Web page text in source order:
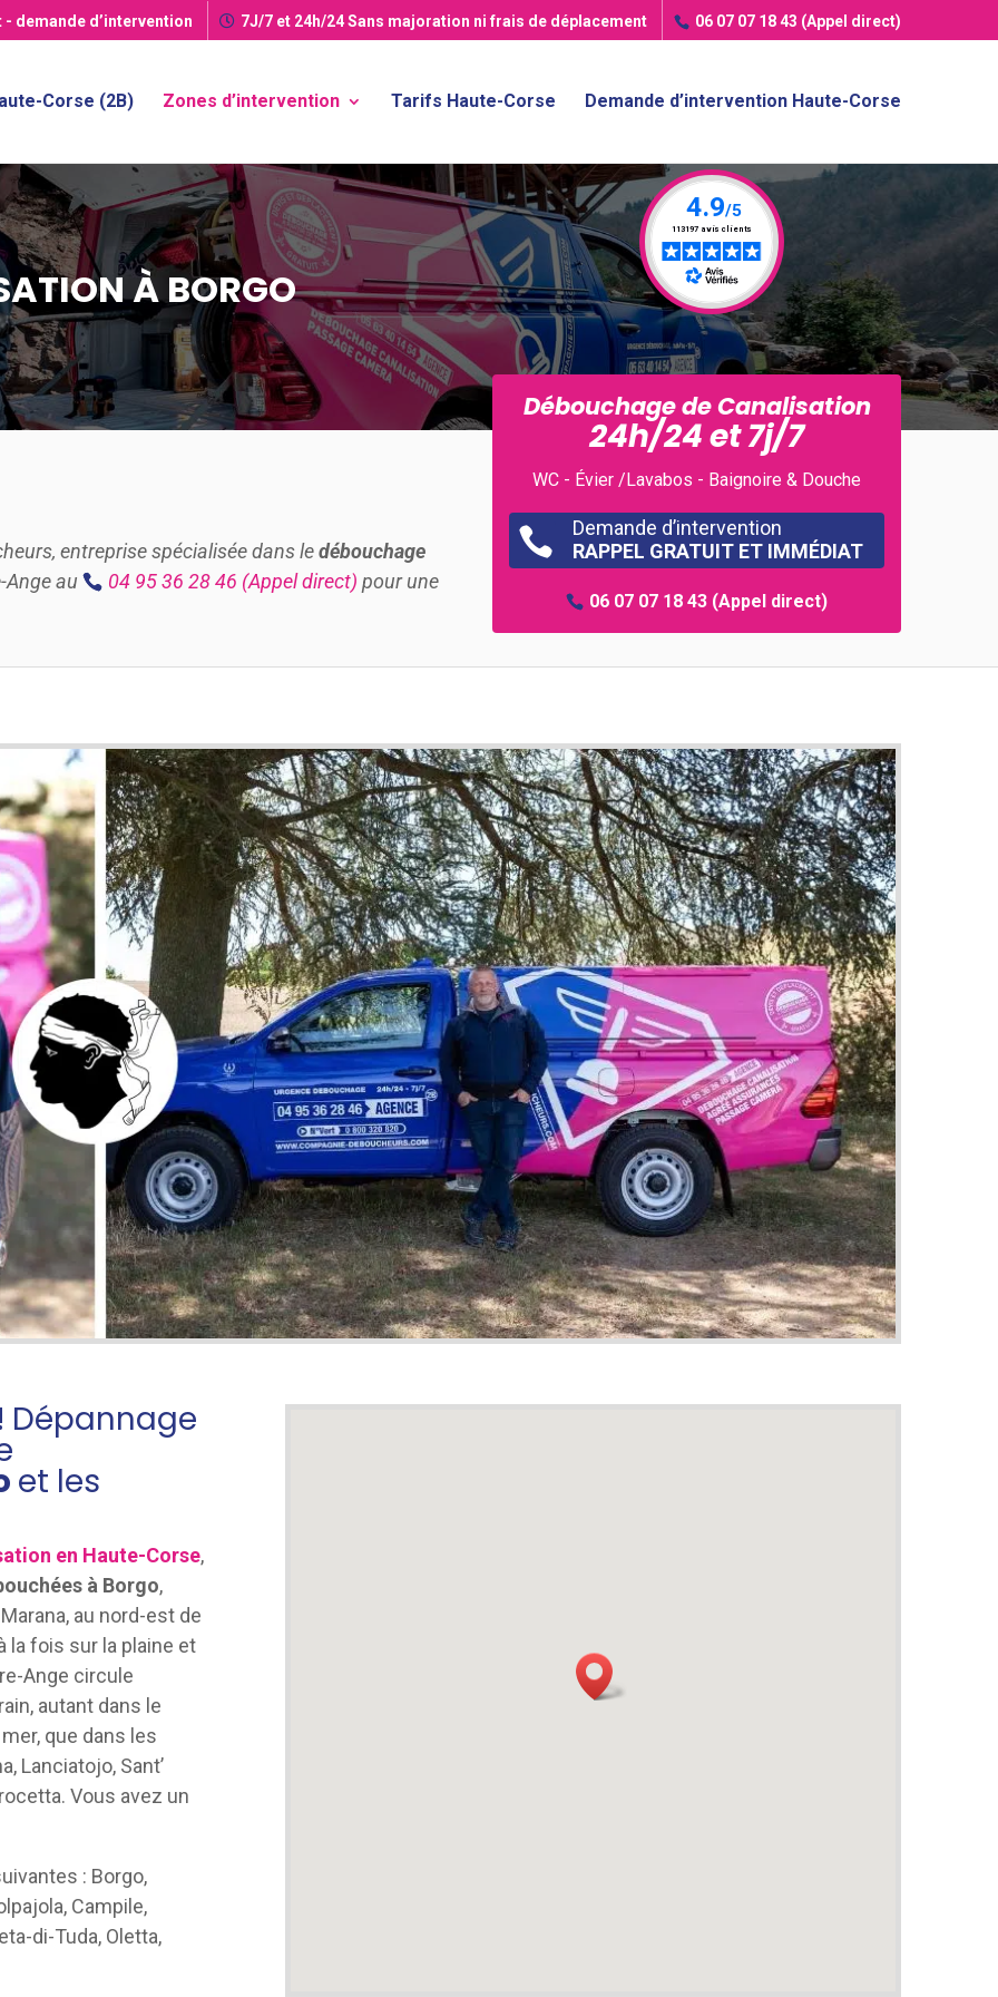
- demande d’intervention 7J/7 et 24h/24Sans majoration ni frais de déplacement 06 07 07 18 43 (Appel direct)
Corse (2B) Zones d’intervention Tarifs Haute-Corse Demande d’intervention Haute-Corse
À BORGO
entreprise spécialisée dans ledébouchage
Ange au
04 95 36 28 46 (Appel direct) pour une
Débouchage de Canalisation
24h/24 et 7j/7
WC - Évier /Lavabos - Baignoire & Douche

Demande d’intervention
RAPPEL GRATUIT ET IMMÉDIAT
06 07 07 18 43 (Appel direct)
Dépannage
et les
en Haute-Corse,
à Borgo,
au nord-est de
la fois sur la plaine et
Ange circule
autant dans le
que dans les
Lanciatojo, Sant’
Vous avez un
: Borgo,
Campile,
di-Tuda, Oletta,